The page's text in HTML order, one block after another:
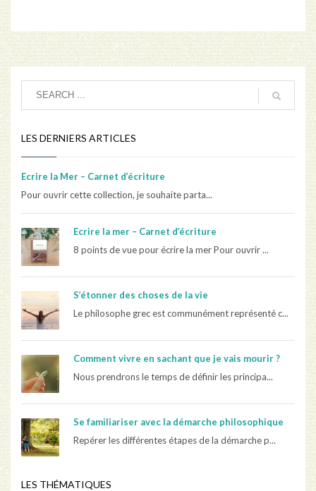
LES DERNIERS ARTICLES
Ecrire la Mer – Carnet d’écriture
Pour ouvrir cette collection, je souhaite parta...
Ecrire la mer – Carnet d’écriture
8 points de vue pour écrire la mer Pour ouvrir ...
S’étonner des choses de la vie
Le philosophe grec est communément représenté c...
Comment vivre en sachant que je vais mourir ?
Nous prendrons le temps de définir les principa...
Se familiariser avec la démarche philosophique
Repérer les différentes étapes de la démarche p...
LES THÉMATIQUES